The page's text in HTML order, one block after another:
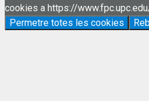
cookies a https://
Permetre totes les cookies